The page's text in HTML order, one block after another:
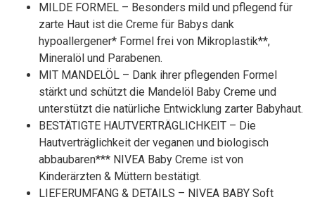
MILDE FORMEL – Besonders mild und pflegend für
zarte Haut ist die Creme für Babys dank
hypoallergener* Formel frei von Mikroplastik**,
Mineralöl und Parabenen.
MIT MANDELÖL – Dank ihrer pflegenden Formel
stärkt und schützt die Mandelöl Baby Creme und
unterstützt die natürliche Entwicklung zarter Babyhaut.
BESTÄTIGTE HAUTVERTRÄGLICHKEIT – Die
Hautverträglichkeit der veganen und biologisch
abbaubaren*** NIVEA Baby Creme ist von
Kinderärzten & Müttern bestätigt.
LIEFERUMFANG & DETAILS – NIVEA BABY Soft